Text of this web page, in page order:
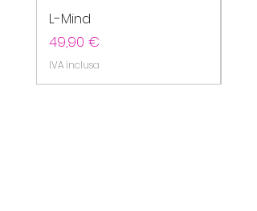
L-Mind
Prezzo
49,90 €
IVA inclusa